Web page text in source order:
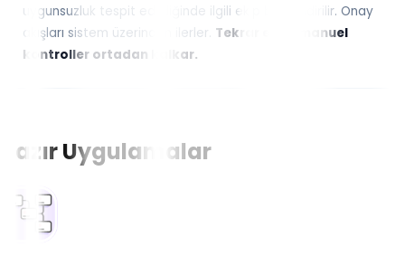
uygunsuzluk tespit edildiğinde ilgili ekip bilgilendirilir. Onay
akışları sistem üzerinden ilerler. Tekrar eden manuel
kontroller ortadan kalkar.
Hazır Uygulamalar